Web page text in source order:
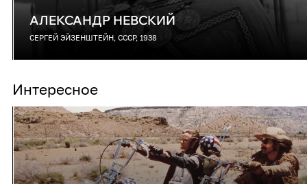
АЛЕКСАНДР НЕВСКИЙ
СЕРГЕЙ ЭЙЗЕНШТЕЙН, СССР, 1938
Интересное